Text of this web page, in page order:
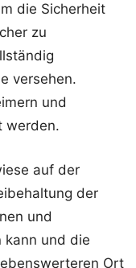
die Sicherheit
zu
versehen.
und
werden.
auf der
der
und
kann und die
Ort